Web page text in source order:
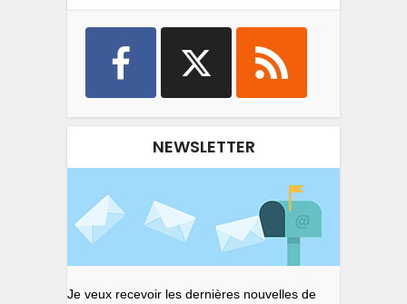
NEWSLETTER
Je veux recevoir les dernières nouvelles de